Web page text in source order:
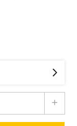
add